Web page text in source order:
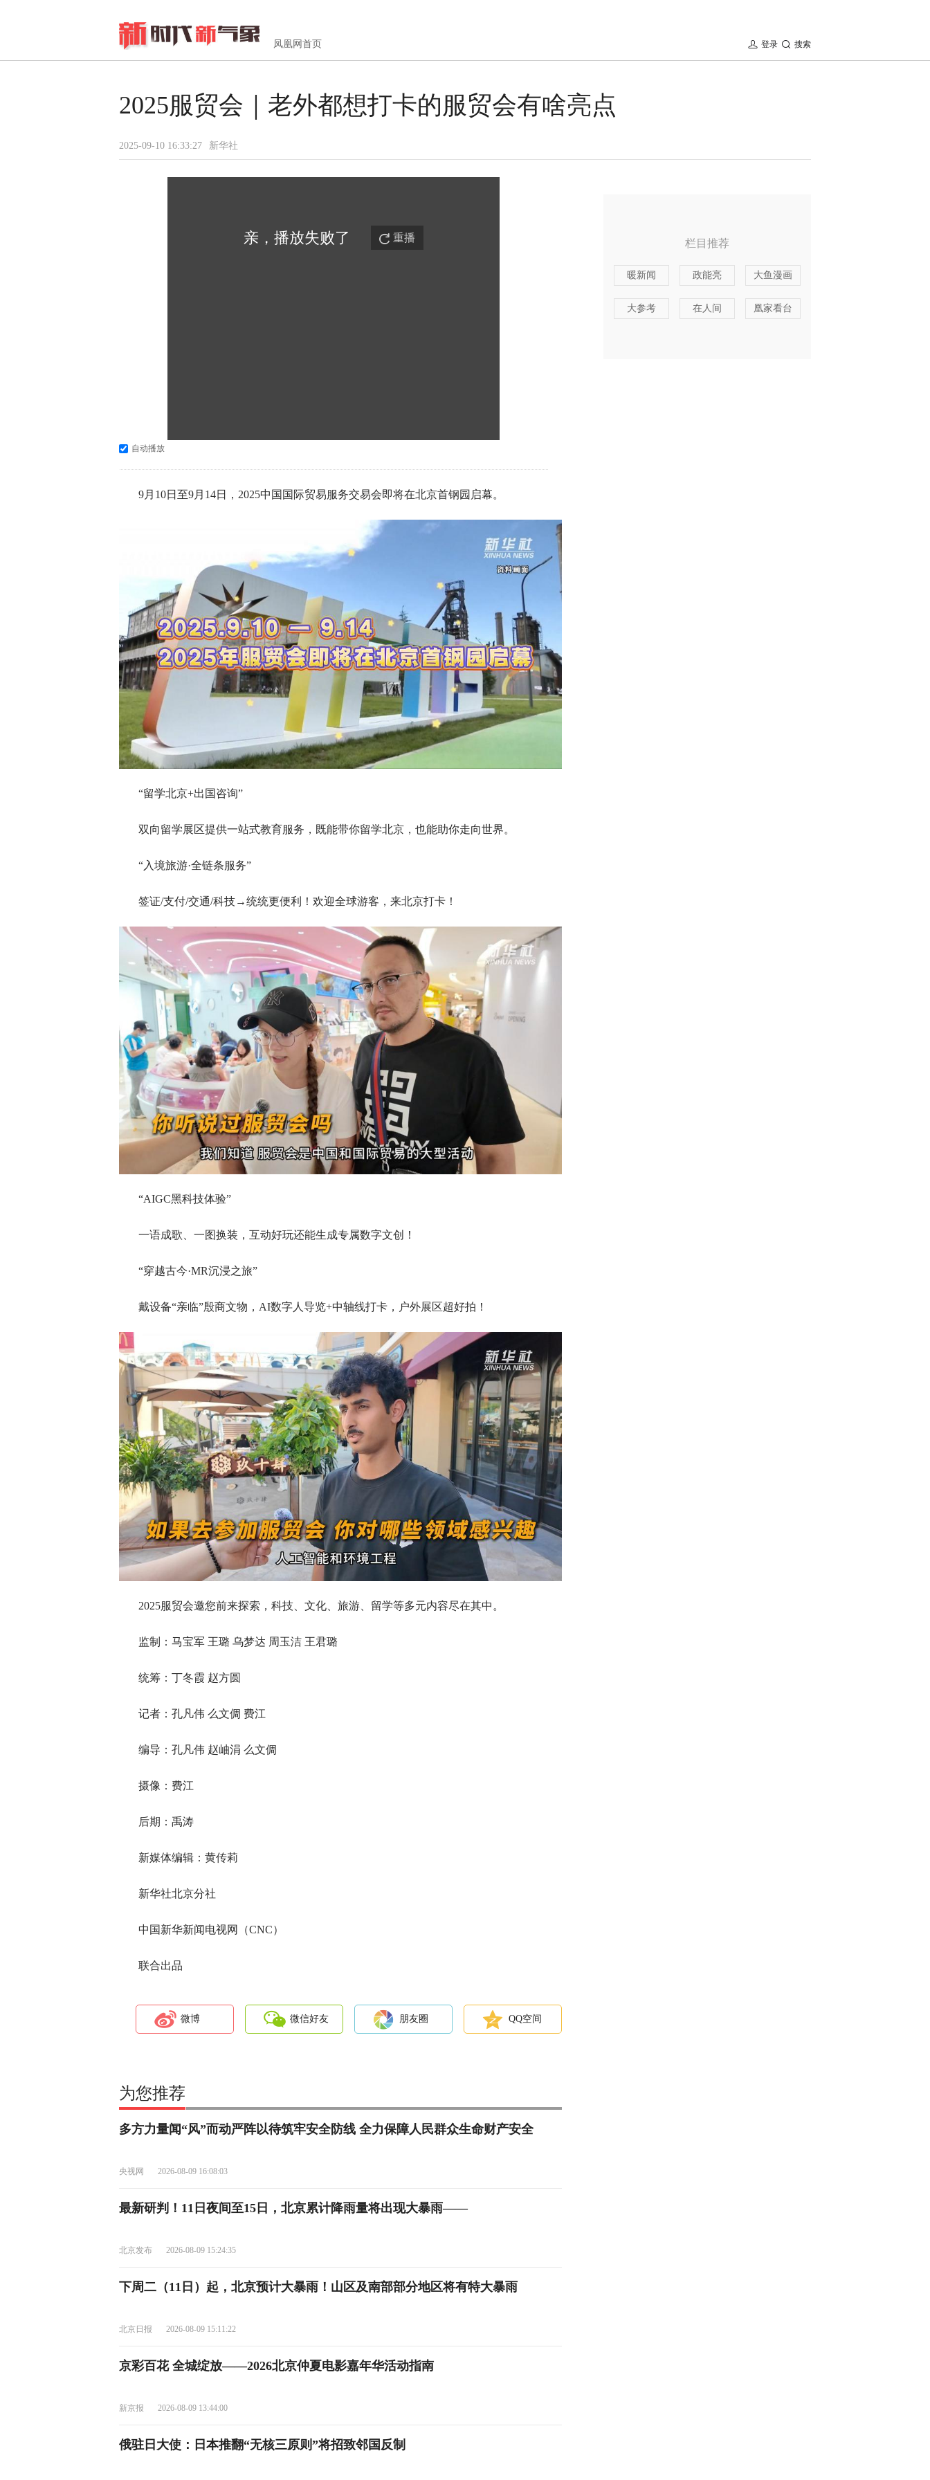
凤凰网首页 搜索
登录
2025服贸会｜老外都想打卡的服贸会有啥亮点
2025-09-10 16:33:27 新华社
亲，播放失败了 重播
自动播放
9月10日至9月14日，2025中国国际贸易服务交易会即将在北京首钢园启幕。
“留学北京+出国咨询”
双向留学展区提供一站式教育服务，既能带你留学北京，也能助你走向世界。
“入境旅游·全链条服务”
签证/支付/交通/科技→统统更便利！欢迎全球游客，来北京打卡！
“AIGC黑科技体验”
一语成歌、一图换装，互动好玩还能生成专属数字文创！
“穿越古今·MR沉浸之旅”
戴设备“亲临”殷商文物，AI数字人导览+中轴线打卡，户外展区超好拍！
2025服贸会邀您前来探索，科技、文化、旅游、留学等多元内容尽在其中。
监制：马宝军 王璐 乌梦达 周玉洁 王君璐
统筹：丁冬霞 赵方圆
记者：孔凡伟 么文倜 费江
编导：孔凡伟 赵岫涓 么文倜
摄像：费江
后期：禹涛
新媒体编辑：黄传莉
新华社北京分社
中国新华新闻电视网（CNC）
联合出品
微博 微信好友 朋友圈 QQ空间
为您推荐
多方力量闻“风”而动严阵以待筑牢安全防线 全力保障人民群众生命财产安全
央视网 2026-08-09 16:08:03
最新研判！11日夜间至15日，北京累计降雨量将出现大暴雨——
北京发布 2026-08-09 15:24:35
下周二（11日）起，北京预计大暴雨！山区及南部部分地区将有特大暴雨
北京日报 2026-08-09 15:11:22
京彩百花 全城绽放——2026北京仲夏电影嘉年华活动指南
新京报 2026-08-09 13:44:00
俄驻日大使：日本推翻“无核三原则”将招致邻国反制
栏目推荐
暖新闻 政能亮 大鱼漫画
大参考 在人间 凰家看台